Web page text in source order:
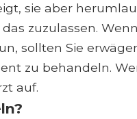
sie aber
zuzulassen.
sollten Sie
zu behandeln.
auf.